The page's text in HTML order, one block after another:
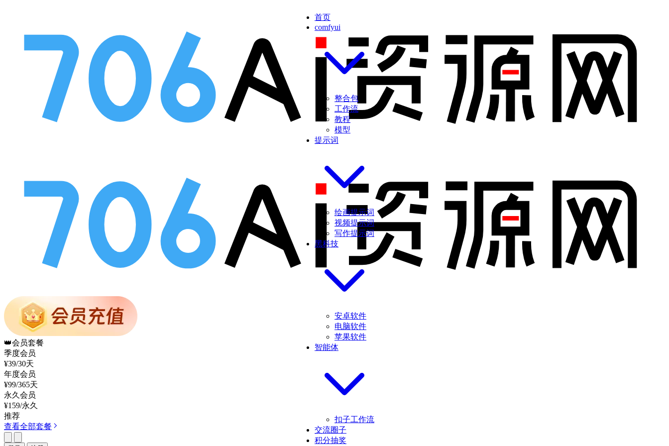
首页
comfyui
整合包
工作流
教程
模型
提示词
绘画提示词
视频提示词
写作提示词
黑科技
安卓软件
电脑软件
苹果软件
智能体
扣子工作流
交流圈子
积分抽奖
👑会员套餐
季度会员
¥39/30天
年度会员
¥99/365天
永久会员
¥159/永久
推荐
查看全部套餐